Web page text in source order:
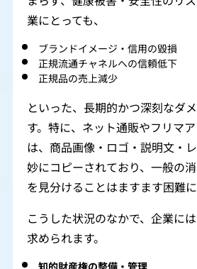
業にとっても、
ブランドイメージ・信用の毀損
正規流通チャネルへの信頼低下
正規品の売上減少
といった、長期的かつ深刻なダ
す。特に、ネット通販やフリマ
は、商品画像・ロゴ・説明文・
妙にコピーされており、一般の
を見分けることはますます困難
こうした状況のなかで、企業に
求められます。